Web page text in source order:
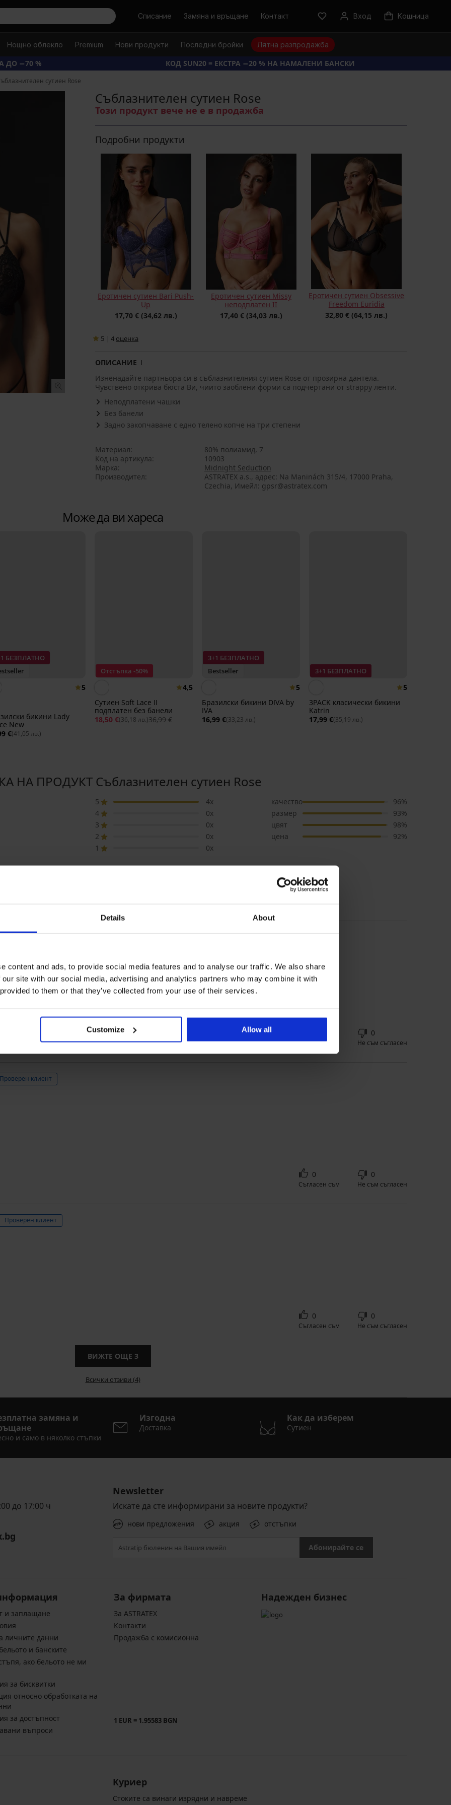
Details About
content and ads, to provide social media features and to analyse our traffic. We also share
site with our social media, advertising and analytics partners who may combine it with
to them or that they’ve collected from your use of their services.
Customize Allow all
ТърсиСписание Замяна и връщане Контакт Вход Kошница
Нощно облекло Premium Нови продукти Последни бройки Лятна разпродажба
ДО −70 % КОД SUN20 = ЕКСТРА −20 % НА НАМАЛЕНИ БАНСКИ
сутиен Rose
Съблазнителен сутиен Rose
Този продукт вече не е в продажба
Подробни продукти
Еротичен сутиен Bari Push-
Up
17,70 € (34,62 лв.)
Еротичен сутиен Missy
неподплатен II
17,40 € (34,03 лв.)
Еротичен сутиен Obsessive
Freedom Euridia
32,80 € (64,15 лв.)
5 4 oценка
ОПИСАНИЕ
Изненадайте партньора си в съблазнителния сутиен Rose от прозирна дантела.
Чувствено открива бюста Ви, чиито заоблени форми са подчертани от strappy ленти.
Неподплатени чашки
Без банели
Задно закопчаване с едно телено копче на три степени
Материал
80% полиамид, 7
Код на артикула
10903
Марка
Midnight Seduction
Производител
ASTRATEX a.s., aдрес: Na Maninách 315/4, 17000 Praha,
Czechia, Имейл: gpsr@astratex.com
Може да ви хареса
БЕЗПЛАТНО
5
бикини Lady
New
€(41,05 лв.)
Отстъпка -50%
4,5
Сутиен Soft Lace II
подплатен без банели
18,50 €(36,18 лв.)36,99 €
3+1 БЕЗПЛАТНО
Bestseller
5
Бразилски бикини DIVA by
IVA
16,99 €(33,23 лв.)
3+1 БЕЗПЛАТНО
5
3PACK класически бикини
Katrin
17,99 €(35,19 лв.)
НА ПРОДУКТ Съблазнителен сутиен Rose
5
4x
4
0x
3
0x
2
0x
1
0x
качество
96%
размер
93%
цвят
98%
цена
92%
Закупен след 'Консултация' за размер
Съгласен съм
0
Не съм съгласен
Проверен клиент
0
Съгласен съм
0
Не съм съгласен
Проверен клиент
0
Съгласен съм
0
Не съм съгласен
ВИЖТЕ ОЩЕ 3
Всички отзиви (4)
замяна и
и само в няколко стъпки
Изгодна
Доставка
Как да изберем
Сутиен
до 17:00 ч
Newsletter
Искате да сте информирани за новите продукти?
нови предложения акция отстъпки
Абонирайте се
и заплащане
личните данни
и банските
ако бельото не ми
за бисквитки
относно обработката на
за достъпност
въпроси
За фирмата
За ASTRATEX
Контакти
Продажба с комисионна
1 EUR = 1.95583 BGN
Надежден бизнес
Куриер
Стоките са винаги изрядни и навреме